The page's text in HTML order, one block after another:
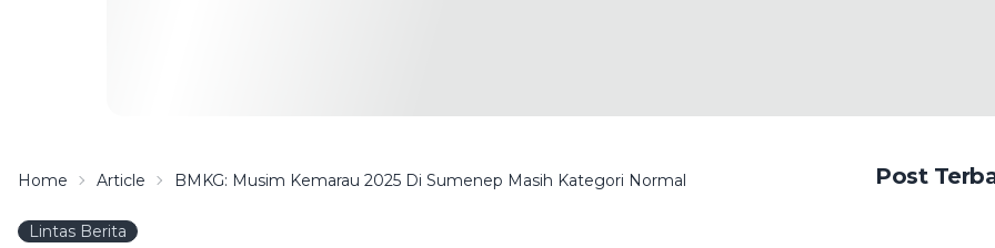
Home Article BMKG: Musim Kemarau 2025 Di Sumenep Masih Kategori Normal
Lintas Berita
Post